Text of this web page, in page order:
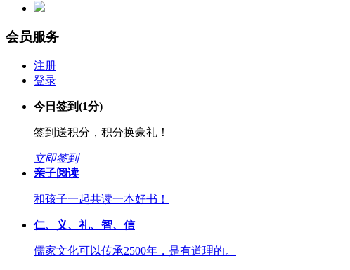
会员服务
注册
登录
今日签到(1分)
签到送积分，积分换豪礼！
立即签到
亲子阅读
和孩子一起共读一本好书！
仁、义、礼、智、信
儒家文化可以传承2500年，是有道理的。